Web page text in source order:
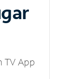
TV App